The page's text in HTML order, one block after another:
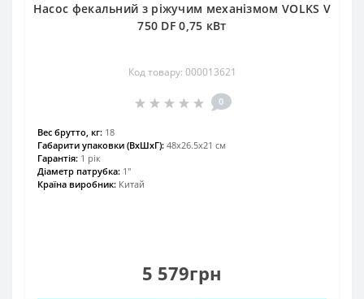
Насос фекальний з ріжучим механізмом VOLKS V
750 DF 0,75 кВт
Код товару: 000013621
0
Вес брутто, кг: 18
Габарити упаковки (ВхШхГ): 48х26.5х21 см
Гарантія: 1 рік
Діаметр патрубка: 1″
Країна виробник: Китай
5 579грн